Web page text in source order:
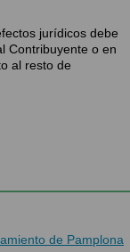
jurídicos debe
Contribuyente o en
al resto de
de Pamplona